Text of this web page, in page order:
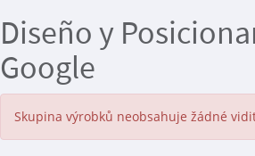
Diseño y
Google
Skupina výrobků neobsahuje žádné